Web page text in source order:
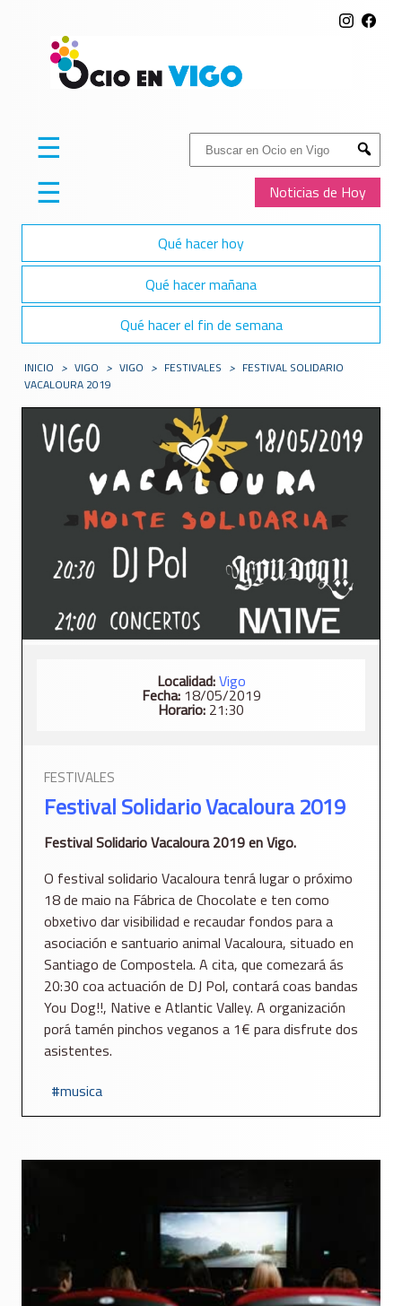
Buscar:
Submit
Noticias de Hoy
☰
☰
Qué hacer hoy
Qué hacer mañana
Qué hacer el fin de semana
INICIO > VIGO > VIGO > FESTIVALES > FESTIVAL SOLIDARIO
VACALOURA 2019
Localidad:Vigo
Fecha:18/05/2019
Horario: 21:30
FESTIVALES
Festival Solidario Vacaloura 2019
Festival Solidario Vacaloura 2019 en Vigo.
O festival solidario Vacaloura tenrá lugar o próximo
18 de maio na Fábrica de Chocolate e ten como
obxetivo dar visibilidad e recaudar fondos para a
asociación e santuario animal Vacaloura, situado en
Santiago de Compostela. A cita, que comezará ás
20:30 coa actuación de DJ Pol, contará coas bandas
You Dog!!, Native e Atlantic Valley. A organización
porá tamén pinchos veganos a 1€ para disfrute dos
asistentes.
musica